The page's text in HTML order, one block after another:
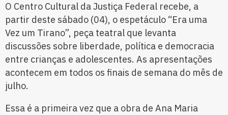
O Centro Cultural da Justiça Federal recebe, a
partir deste sábado (04), o espetáculo “Era uma
Vez um Tirano”, peça teatral que levanta
discussões sobre liberdade, política e democracia
entre crianças e adolescentes. As apresentações
acontecem em todos os finais de semana do mês de
julho.
Essa é a primeira vez que a obra de Ana Maria